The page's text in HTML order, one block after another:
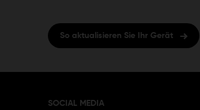
So aktualisieren Sie Ihr Gerät
SOCIAL MEDIA